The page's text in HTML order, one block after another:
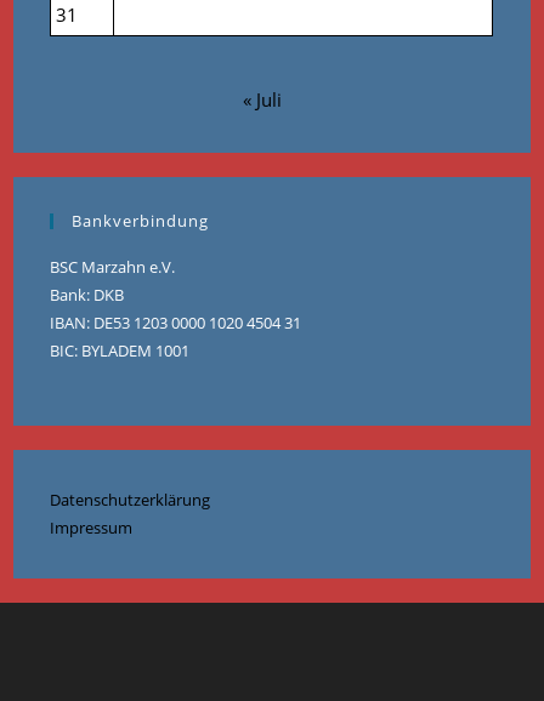
31
« Juli
Bankverbindung
BSC Marzahn e.V.
Bank: DKB
IBAN: DE53 1203 0000 1020 4504 31
BIC: BYLADEM 1001
Datenschutzerklärung
Impressum